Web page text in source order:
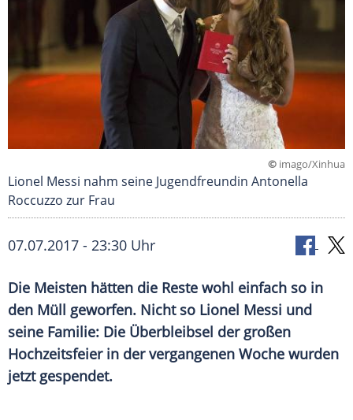
© imago/Xinhua
Lionel Messi nahm seine Jugendfreundin Antonella
Roccuzzo zur Frau
07.07.2017 - 23:30 Uhr
Die Meisten hätten die Reste wohl einfach so in
den Müll geworfen. Nicht so Lionel Messi und
seine Familie: Die Überbleibsel der großen
Hochzeitsfeierin der vergangenen Woche wurden
jetzt gespendet.